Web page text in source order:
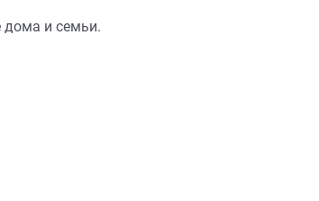
дома и семьи.